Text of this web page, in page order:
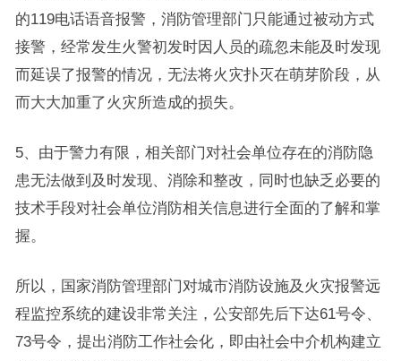
的119电话语音报警，消防管理部门只能通过被动方式
接警，经常发生火警初发时因人员的疏忽未能及时发现
而延误了报警的情况，无法将火灾扑灭在萌芽阶段，从
而大大加重了火灾所造成的损失。
5、由于警力有限，相关部门对社会单位存在的消防隐
患无法做到及时发现、消除和整改，同时也缺乏必要的
技术手段对社会单位消防相关信息进行全面的了解和掌
握。
所以，国家消防管理部门对城市消防设施及火灾报警远
程监控系统的建设非常关注，公安部先后下达61号令、
73号令，提出消防工作社会化，即由社会中介机构建立